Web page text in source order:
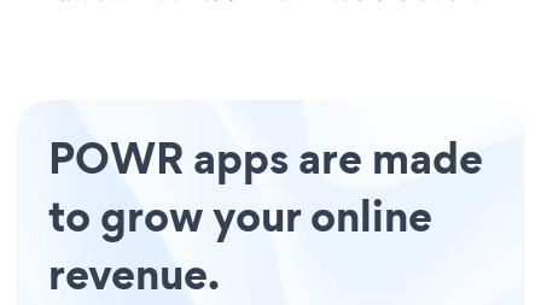
POWR apps are made
to grow your online
revenue.